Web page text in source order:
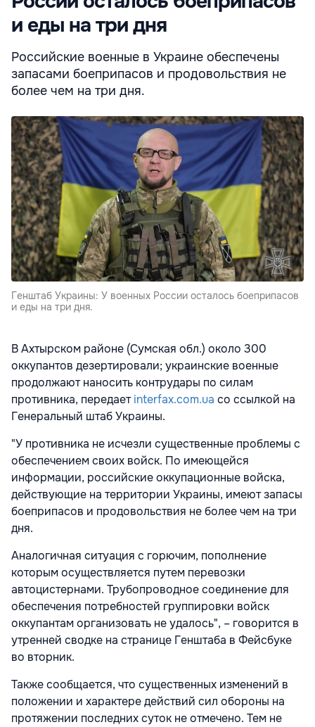
и еды на три дня
Российские военные в Украине обеспечены
запасами боеприпасов и продовольствия не
более чем на три дня.
Генштаб Украины: У военных России осталось боеприпасов
и еды на три дня.
В Ахтырском районе (Сумская обл.) около 300
оккупантов дезертировали; украинские военные
продолжают наносить контрудары по силам
противника, передаетinterfax.com.ua со ссылкой на
Генеральный штаб Украины.
"У противника не исчезли существенные проблемы с
обеспечением своих войск. По имеющейся
информации, российские оккупационные войска,
действующие на территории Украины, имеют запасы
боеприпасов и продовольствия не более чем на три
дня.
Аналогичная ситуация с горючим, пополнение
которым осуществляется путем перевозки
автоцистернами. Трубопроводное соединение для
обеспечения потребностей группировки войск
оккупантам организовать не удалось", – говорится в
утренней сводке на странице Генштаба в Фейсбуке
во вторник.
Также сообщается, что существенных изменений в
положении и характере действий сил обороны на
протяжении последних суток не отмечено. Тем не